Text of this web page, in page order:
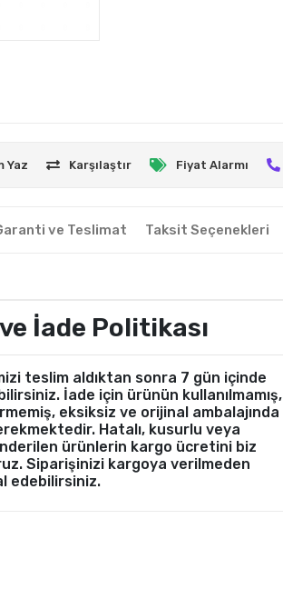
Yaz Karşılaştır Fiyat Alarmı
ve Teslimat Taksit Seçenekleri
İade Politikası
teslim aldıktan sonra 7 gün içinde
İade için ürünün kullanılmamış,
eksiksiz ve orijinal ambalajında
Hatalı, kusurlu veya
ürünlerin kargo ücretini biz
Siparişinizi kargoya verilmeden
edebilirsiniz.